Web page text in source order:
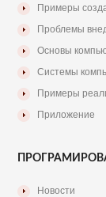
Примеры
Проблемы
Основы
Системы
Примеры
Приложение
Новости